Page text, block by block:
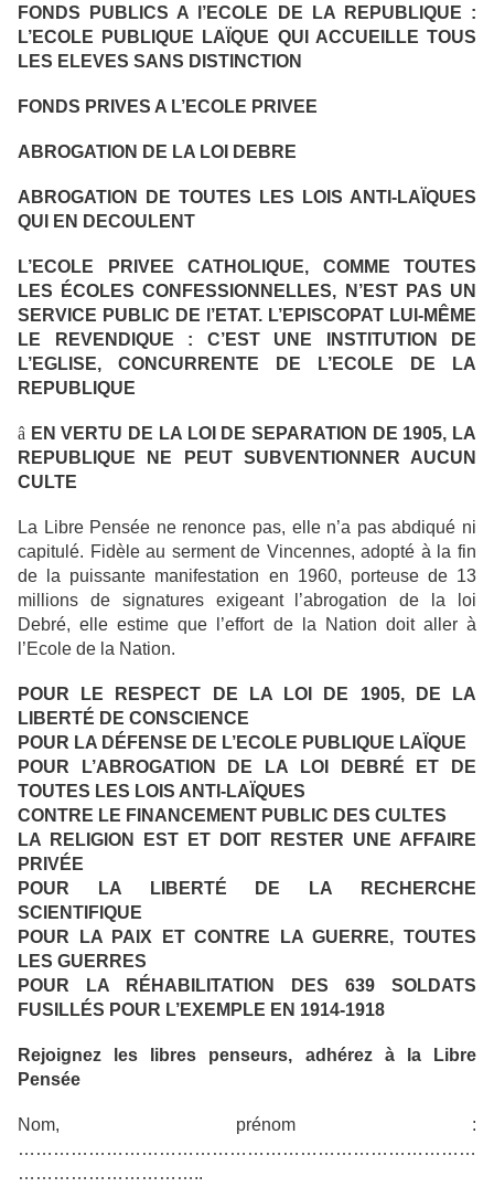
FONDS PUBLICS A l’ECOLE DE LA REPUBLIQUE :
L’ECOLE PUBLIQUE LAÏQUE QUI ACCUEILLE TOUS
LES ELEVES SANS DISTINCTION
FONDS PRIVES A L’ECOLE PRIVEE
ABROGATION DE LA LOI DEBRE
ABROGATION DE TOUTES LES LOIS ANTI-LAÏQUES
QUI EN DECOULENT
L’ECOLE PRIVEE CATHOLIQUE, COMME TOUTES
LES ÉCOLES CONFESSIONNELLES, N’EST PAS UN
SERVICE PUBLIC DE l’ETAT. L’EPISCOPAT LUI-MÊME
LE REVENDIQUE : C’EST UNE INSTITUTION DE
L’EGLISE, CONCURRENTE DE L’ECOLE DE LA
REPUBLIQUE
â EN VERTU DE LA LOI DE SEPARATION DE 1905, LA
REPUBLIQUE NE PEUT SUBVENTIONNER AUCUN
CULTE
La Libre Pensée ne renonce pas, elle n’a pas abdiqué ni
capitulé. Fidèle au serment de Vincennes, adopté à la fin
de la puissante manifestation en 1960, porteuse de 13
millions de signatures exigeant l’abrogation de la loi
Debré, elle estime que l’effort de la Nation doit aller à
l’Ecole de la Nation.
POUR LE RESPECT DE LA LOI DE 1905, DE LA
LIBERTÉ DE CONSCIENCE
POUR LA DÉFENSE DE L’ECOLE PUBLIQUE LAÏQUE
POUR L’ABROGATION DE LA LOI DEBRÉ ET DE
TOUTES LES LOIS ANTI-LAÏQUES
CONTRE LE FINANCEMENT PUBLIC DES CULTES
LA RELIGION EST ET DOIT RESTER UNE AFFAIRE
PRIVÉE
POUR LA LIBERTÉ DE LA RECHERCHE
SCIENTIFIQUE
POUR LA PAIX ET CONTRE LA GUERRE, TOUTES
LES GUERRES
POUR LA RÉHABILITATION DES 639 SOLDATS
FUSILLÉS POUR L’EXEMPLE EN 1914-1918
Rejoignez les libres penseurs, adhérez à la Libre
Pensée
Nom, prénom :
……………………………………………………………………
…………………………..